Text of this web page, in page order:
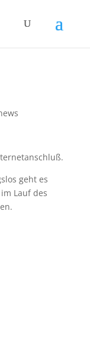
geht es
Lauf des